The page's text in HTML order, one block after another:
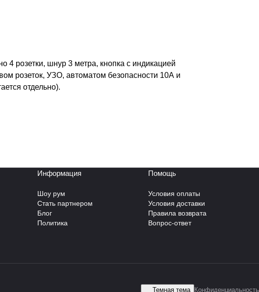
4 розетки, шнур 3 метра, кнопка с индикацией
розеток, УЗО, автоматом безопасности 10А и
отдельно).
Информация
Шоу рум
Стать партнером
Блог
Политика
Помощь
Условия оплаты
Условия доставки
Правила возврата
Вопрос-ответ
Темная тема
Конфиденциальность